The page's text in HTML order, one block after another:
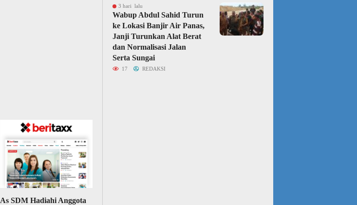
As SDM Hadiahi Anggota
3 hari lalu
Wabup Abdul Sahid Turun
ke Lokasi Banjir Air Panas,
Janji Turunkan Alat Berat
dan Normalisasi Jalan
Serta Sungai
17 REDAKSI